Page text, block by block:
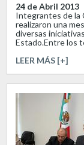
24 de Abril 2013
Integrantes de la
realizaron una
diversas
Estado.Entre los
LEER MÁS [+]